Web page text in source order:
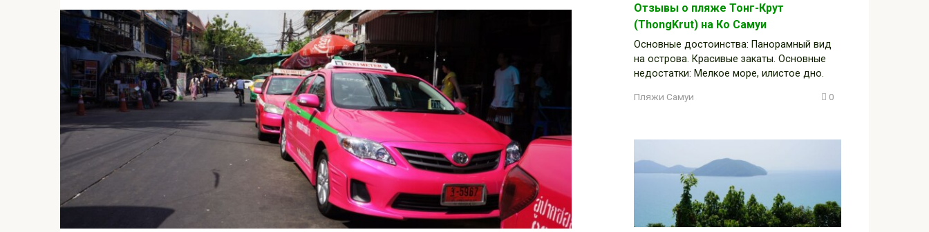
Отзывы о пляже Тонг-Крут
(ThongKrut) на Ко Самуи
Основные достоинства: Панорамный вид
на острова. Красивые закаты. Основные
недостатки: Мелкое море, илистое дно.
Пляжи Самуи 0